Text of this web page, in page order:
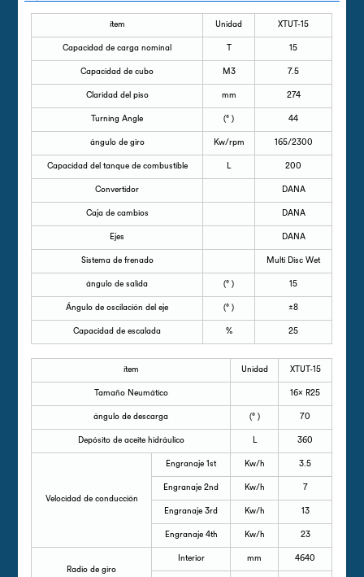
ítem Unidad XTUT-15
Capacidad de carga nominal 15
Capacidad de cubo M3 7.5
Claridad del piso mm 274
Turning Angle (° ) 44
ángulo de giro Kw/rpm 165/2300
Capacidad del tanque de combustible L 200
Convertidor DANA
Caja de cambios DANA
Ejes DANA
Sistema de frenado Multi Disc Wet
ángulo de salida (° ) 15
Ángulo de oscilación del eje (° ) ±8
Capacidad de escalada % 25
ítem Unidad XTUT-15
Tamaño Neumático 16× R25
ángulo de descarga (° ) 70
Depósito de aceite hidráulico L 360
Velocidad de conducción
Engranaje 1st Kw/h 3.5
Engranaje 2nd Kw/h 7
Engranaje 3rd Kw/h 13
Engranaje 4th Kw/h 23
Radio de giro
Interior mm 4640